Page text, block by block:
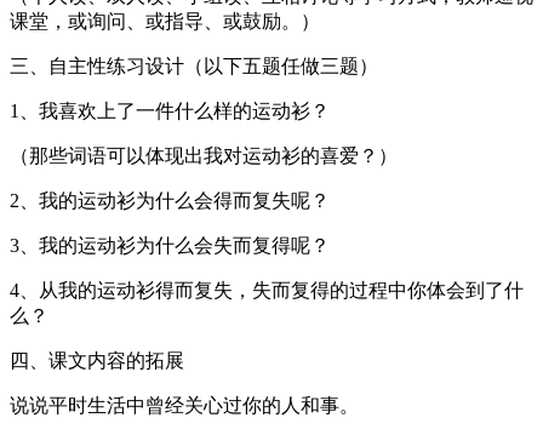
课堂，或询问、或指导、或鼓励。）
三、自主性练习设计（以下五题任做三题）
1、我喜欢上了一件什么样的运动衫？
（那些词语可以体现出我对运动衫的喜爱？）
2、我的运动衫为什么会得而复失呢？
3、我的运动衫为什么会失而复得呢？
4、从我的运动衫得而复失，失而复得的过程中你体会到了什
么？
四、课文内容的拓展
说说平时生活中曾经关心过你的人和事。